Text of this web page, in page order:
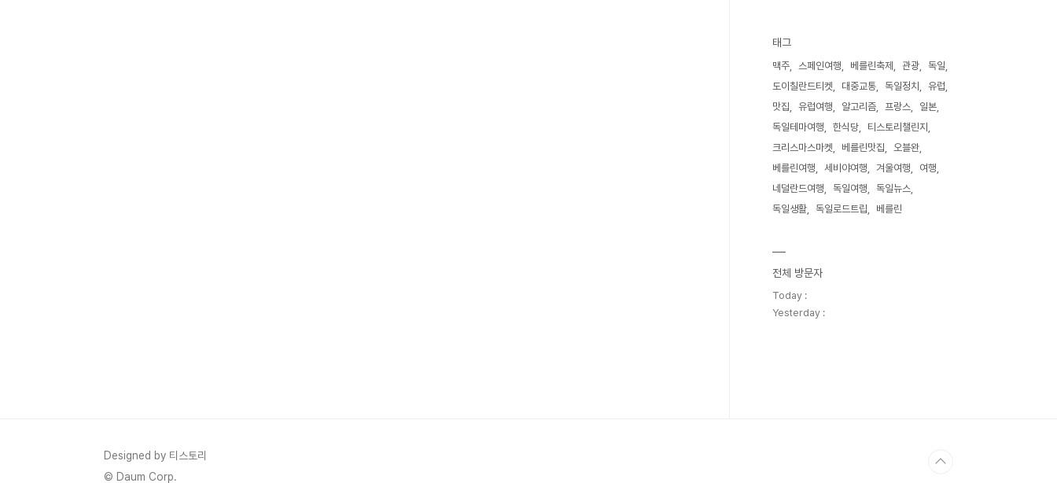
태그
맥주 스페인여행 베를린축제 관광
독일
도이칠란드티켓
대중교통 독일정치
유럽
맛집
유럽여행 알고리즘 프랑스
일본
독일테마여행
한식당
티스토리챌린지
크리스마스마켓
베를린맛집
오블완
베를린여행
세비야여행 겨울여행
여행
네덜란드여행
독일여행
독일뉴스
독일생활
독일로드트립 베를린
전체 방문자
Today :
Yesterday :
Designed by 티스토리
© Daum Corp.